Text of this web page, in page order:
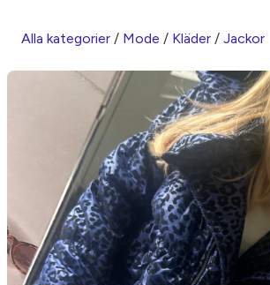
Alla kategorier / Mode / Kläder / Jackor